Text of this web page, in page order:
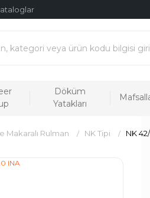
Döküm
Yatakları
Makaralı Rulman NK Tipi NK